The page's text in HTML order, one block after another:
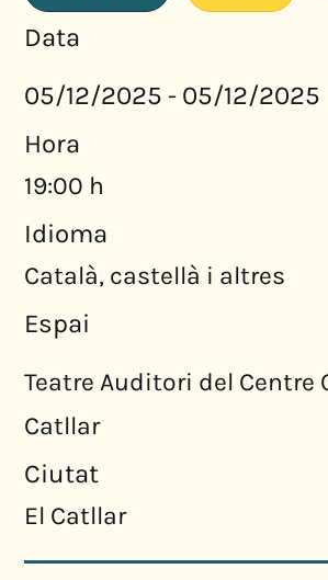
Data
05/12/2025 - 05/12/2025
Hora
19:00 h
Idioma
Català, castellà i altres
Espai
Teatre Auditori del Centre
Catllar
Ciutat
El Catllar